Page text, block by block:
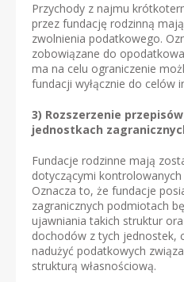
Przychody z najmu
przez fundację rodzinną
zwolnienia podatkowego.
zobowiązane do
ma na celu ograniczenie
fundacji wyłącznie do celów
3) Rozszerzenie
jednostkach
Fundacje rodzinne mają
dotyczącymi
Oznacza to, że fundacje
zagranicznych podmiotach
ujawniania takich struktur
dochodów z tych jednostek,
nadużyć podatkowych
strukturą własnościową.